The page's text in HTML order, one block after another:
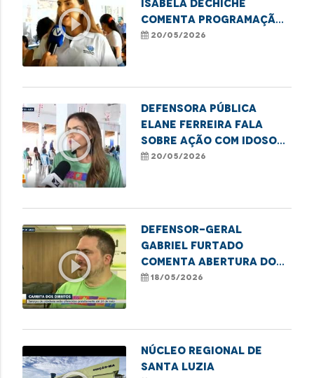
play_circle_outline
Isabela Dechiche
comenta programação
do MaraDefs em
20/05/2026
play_circle_outline
Defensora Pública
Elane Ferreira fala
sobre ação com idosos
do MaraDefs em Balsas
20/05/2026
play_circle_outline
Defensor-geral
Gabriel Furtado
comenta abertura do
MaraDefs 2026 com
18/05/2026
NÚCLEO REGIONAL DE
SANTA LUZIA